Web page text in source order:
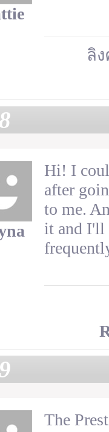
ลิ
Hi! I
after
to me.
it and I'll
The